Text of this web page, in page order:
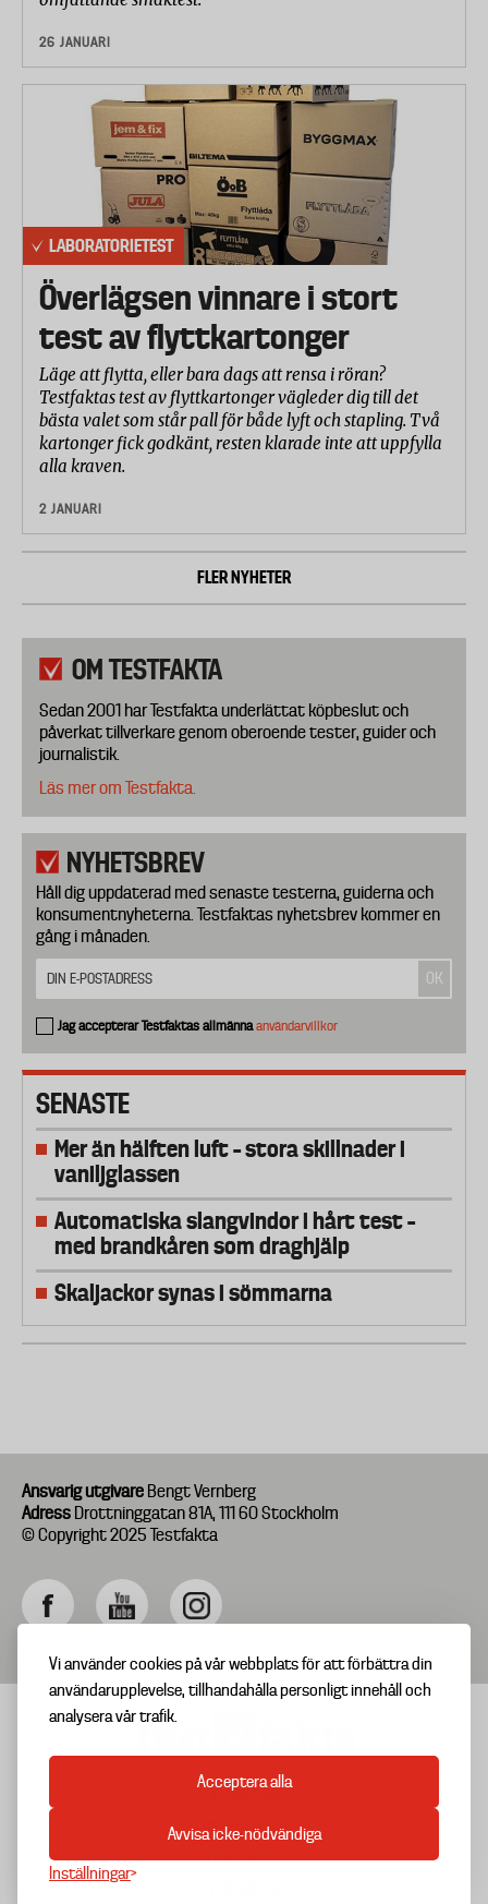
Vi använder cookies på vår webbplats för att förbättra din
användarupplevelse, tillhandahålla personligt innehåll och
analysera vår trafik.
Acceptera alla
Avvisa icke-nödvändiga
Inställningar
26 JANUARI
LABORATORIETEST
Överlägsen vinnare i stort
test av flyttkartonger
Läge att flytta, eller bara dags att rensa i röran?
Testfaktas test av flyttkartonger vägleder dig till det
bästa valet som står pall för både lyft och stapling. Två
kartonger fick godkänt, resten klarade inte att uppfylla
alla kraven.
2 JANUARI
FLER NYHETER
OM TESTFAKTA
Sedan 2001 har Testfakta underlättat köpbeslut och
påverkat tillverkare genom oberoende tester, guider och
journalistik.
Läs mer om Testfakta.
NYHETSBREV
Håll dig uppdaterad med senaste testerna, guiderna och
konsumentnyheterna. Testfaktas nyhetsbrev kommer en
gång i månaden.
Jag accepterar Testfaktas allmännaanvändarvillkor
SENASTE
Mer än hälften luft – stora skillnader i
vaniljglassen
Automatiska slangvindor i hårt test –
med brandkåren som draghjälp
Skaljackor synas i sömmarna
Ansvarig utgivare Bengt Vernberg
Adress Drottninggatan 81A, 111 60 Stockholm
© Copyright 2025 Testfakta
Footer
menu
TIPSA OSS
OM TESTFAKTA
NYHETSBREV